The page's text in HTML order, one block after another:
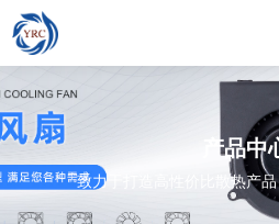
产品中
致力于打造高性价比散热产